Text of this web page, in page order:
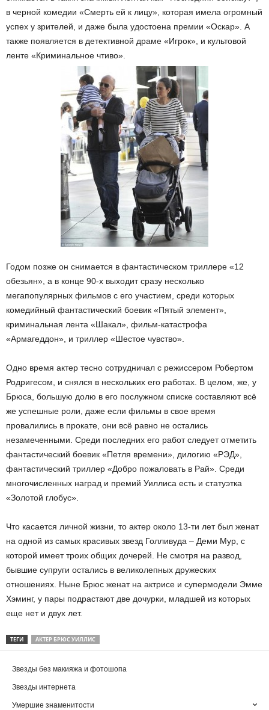
в черной комедии «Смерть ей к лицу», которая имела огромный
успех у зрителей, и даже была удостоена премии «Оскар». А
также появляется в детективной драме «Игрок», и культовой
ленте «Криминальное чтиво».
Годом позже он снимается в фантастическом триллере «12
обезьян», а в конце 90-х выходит сразу несколько
мегапопулярных фильмов с его участием, среди которых
комедийный фантастический боевик «Пятый элемент»,
криминальная лента «Шакал», фильм-катастрофа
«Армагеддон», и триллер «Шестое чувство».
Одно время актер тесно сотрудничал с режиссером Робертом
Родригесом, и снялся в нескольких его работах. В целом, же, у
Брюса, большую долю в его послужном списке составляют всё
же успешные роли, даже если фильмы в свое время
провалились в прокате, они всё равно не остались
незамеченными. Среди последних его работ следует отметить
фантастический боевик «Петля времени», дилогию «РЭД»,
фантастический триллер «Добро пожаловать в Рай». Среди
многочисленных наград и премий Уиллиса есть и статуэтка
«Золотой глобус».
Что касается личной жизни, то актер около 13-ти лет был женат
на одной из самых красивых звезд Голливуда – Деми Мур, с
которой имеет троих общих дочерей. Не смотря на развод,
бывшие супруги остались в великолепных дружеских
отношениях. Ныне Брюс женат на актрисе и супермодели Эмме
Хэминг, у пары подрастают две дочурки, младшей из которых
еще нет и двух лет.
ТЕГИ АКТЕР БРЮС УИЛЛИС
Звезды без макияжа и фотошопа
Звезды интернета
Умершие знаменитости